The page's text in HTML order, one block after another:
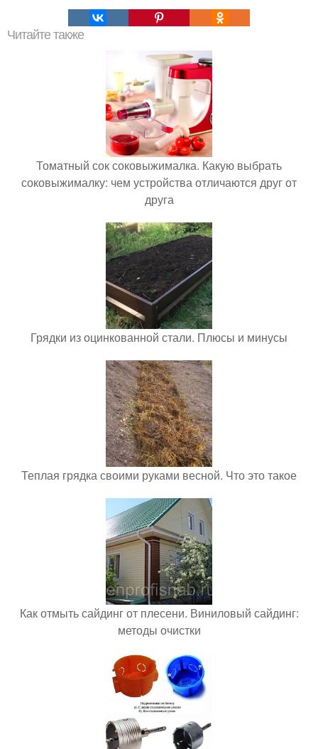
Читайте также
Томатный сок соковыжималка. Какую выбрать
соковыжималку: чем устройства отличаются друг от
друга
Грядки из оцинкованной стали. Плюсы и минусы
Теплая грядка своими руками весной. Что это такое
Как отмыть сайдинг от плесени. Виниловый сайдинг:
методы очистки